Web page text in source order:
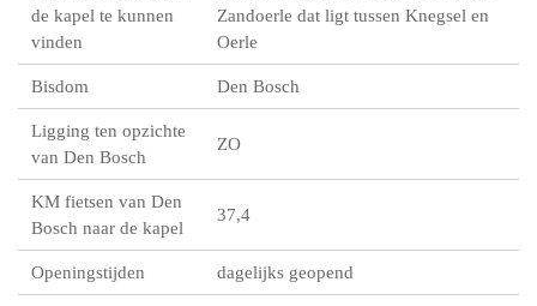
de kapel te kunnen
vinden
Zandoerle dat ligt tussen Knegsel en
Oerle
Bisdom Den Bosch
Ligging ten opzichte
van Den Bosch
ZO
KM fietsen van Den
Bosch naar de kapel
37,4
Openingstijden dagelijks geopend